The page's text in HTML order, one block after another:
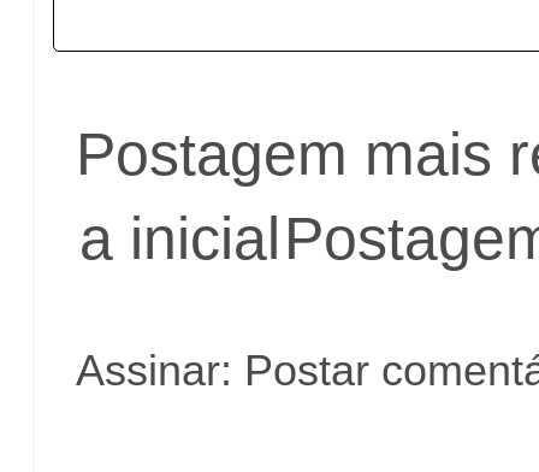
Postagem mais
a inicial
Assinar: Postar